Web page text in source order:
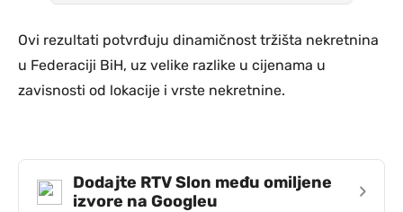
Ovi rezultati potvrđuju dinamičnost tržišta nekretnina
u Federaciji BiH, uz velike razlike u cijenama u
zavisnosti od lokacije i vrste nekretnine.
Dodajte RTV Slon među omiljene
izvore na Googleu
›